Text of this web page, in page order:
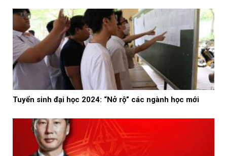
Tuyển sinh đại học 2024: “Nở rộ” các ngành học mới